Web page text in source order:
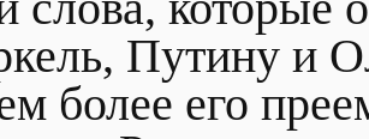
Путину и
более его